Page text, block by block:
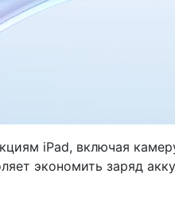
iPad, включая
экономить заряд